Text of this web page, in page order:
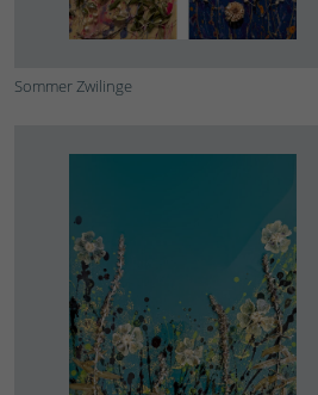
Sommer Zwilinge